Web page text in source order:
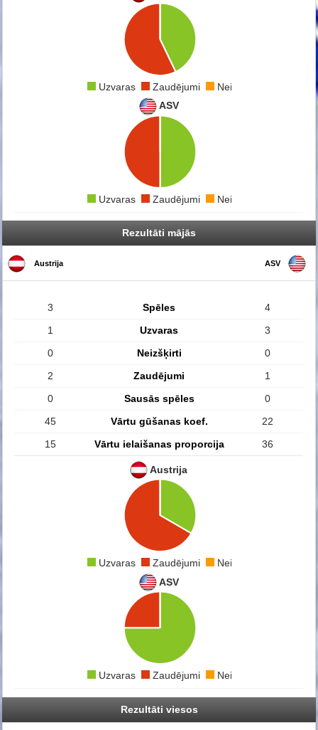
Uzvaras Zaudējumi
Neizšķirti
ASV
Uzvaras Zaudējumi Neizšķirti
Rezultāti mājās
Austrija ASV
3 Spēles
4
1
Uzvaras
3
0
Neizšķirti
0
2
Zaudējumi
1
0
Sausās spēles
0
45
Vārtu gūšanas koef.
22
15
Vārtu ielaišanas proporcija 36
Austrija
Uzvaras Zaudējumi
Neizšķirti
ASV
Uzvaras Zaudējumi Neizšķirti
Rezultāti viesos